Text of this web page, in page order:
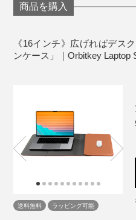
すばやく仕事に集中できる
いてくるのを感じるはず。
だから、プロジェクトの進
もスムーズに。
『Orbitkey Laptop Sleeve
成功を導いてくれる、“価値
ノートパソコンを取り出し
適度なクッション感がある
ズ・イン氏と薬剤師だっ
業しました。
ることがわずらわしかった
ではなく、ボルトとナット
じみのレックスに見せたそう
《商品仕様》
開いた状態のサイズ：（
重さ：約580g
商品を購入
《16インチ》広げればデス
ンケース」｜Orbitkey Laptop
送料無料 ラッピング可能